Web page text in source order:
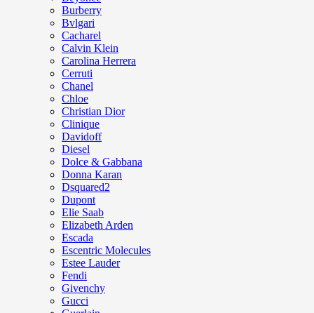
Burberry
Bvlgari
Cacharel
Calvin Klein
Carolina Herrera
Cerruti
Chanel
Chloe
Christian Dior
Clinique
Davidoff
Diesel
Dolce & Gabbana
Donna Karan
Dsquared2
Dupont
Elie Saab
Elizabeth Arden
Escada
Escentric Molecules
Estee Lauder
Fendi
Givenchy
Gucci